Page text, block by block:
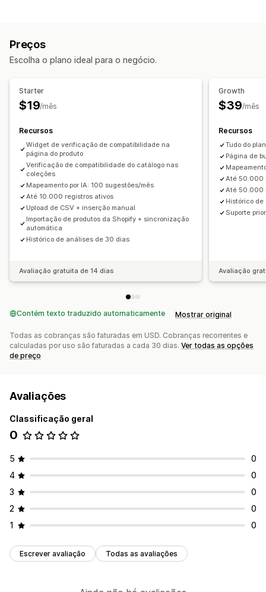
Recomendações de produtos
Classificação personalizada Barra de pesquisa
Responsividade para dispositivos móveis
Filtros personalizados
Análises
Acompanhamento de conversões
Uso de filtros
Análise em tempo real Insights de comportamento
Consultas de busca
Preços
Escolha o plano ideal para o negócio.
Starter
$19/mês
Recursos
Widget de verificação de compatibilidade na
página do produto
Verificação de compatibilidade do catálogo nas
coleções
Mapeamento por IA: 100 sugestões/mês
Até 10.000 registros ativos
Upload de CSV + inserção manual
Importação de produtos da Shopify + sincronização
automática
Histórico de análises de 30 dias
Avaliação gratuita de 14 dias
Growth
$39/mês
Recursos
Tudo do
Página de
Até 50.000
Até 50.000
Histórico
Suporte
Avaliação
Contém texto traduzido automaticamente Mostrar original
Todas as cobranças são faturadas em USD. Cobranças recorrentes e
calculadas por uso são faturadas a cada 30 dias. Ver todas as opções
de preço
Avaliações
Classificação geral
0
5
0
4
0
3
0
2
0
1
0
Escrever avaliação Todas as avaliações